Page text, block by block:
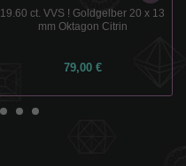
19.60 ct. VVS ! Goldgelber 20 x 13
mm Oktagon Citrin
79,00 €